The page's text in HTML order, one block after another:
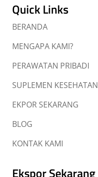
Quick Links
BERANDA
MENGAPA KAMI?
PERAWATAN PRIBADI
SUPLEMEN KESEHATAN
EKPOR SEKARANG
BLOG
KONTAK KAMI
Ekspor Sekarang